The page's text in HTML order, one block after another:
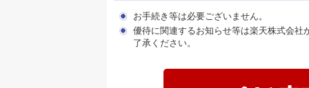
お手続き等は必要ございません。
優待に関連するお知らせ等は楽天株式会
了承ください。